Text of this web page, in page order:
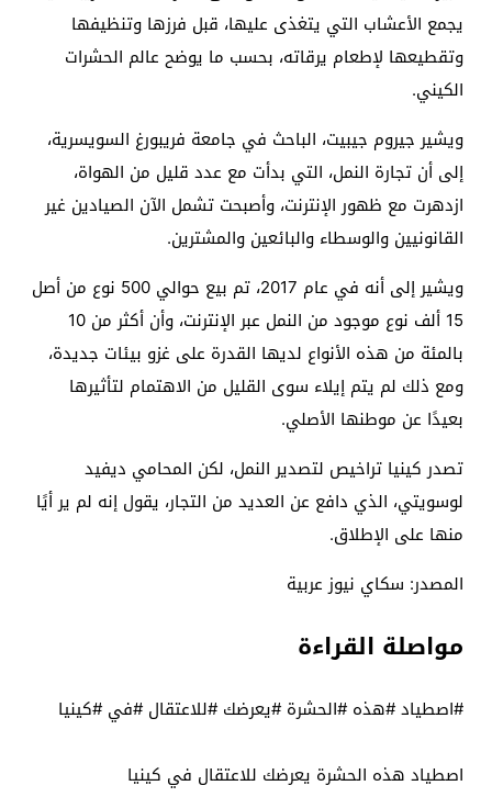
يجمع الأعشاب التي يتغذى عليها، قبل فرزها وتنظيفها
وتقطيعها لإطعام يرقاته، بحسب ما يوضح عالم الحشرات
الكيني.
ويشير جيروم جيبيت، الباحث في جامعة فريبورغ السويسرية،
إلى أن تجارة النمل، التي بدأت مع عدد قليل من الهواة،
ازدهرت مع ظهور الإنترنت، وأصبحت تشمل الآن الصيادين غير
القانونيين والوسطاء والبائعين والمشترين.
ويشير إلى أنه في عام 2017، تم بيع حوالي 500 نوع من أصل
15 ألف نوع موجود من النمل عبر الإنترنت، وأن أكثر من 10
بالمئة من هذه الأنواع لديها القدرة على غزو بيئات جديدة،
ومع ذلك لم يتم إيلاء سوى القليل من الاهتمام لتأثيرها
بعيدًا عن موطنها الأصلي.
تصدر كينيا تراخيص لتصدير النمل، لكن المحامي ديفيد
لوسويتي، الذي دافع عن العديد من التجار، يقول إنه لم ير أيًا
منها على الإطلاق.
المصدر: سكاي نيوز عربية
مواصلة القراءة
#اصطياد #هذه #الحشرة #يعرضك #للاعتقال #في #كينيا
اصطياد هذه الحشرة يعرضك للاعتقال في كينيا